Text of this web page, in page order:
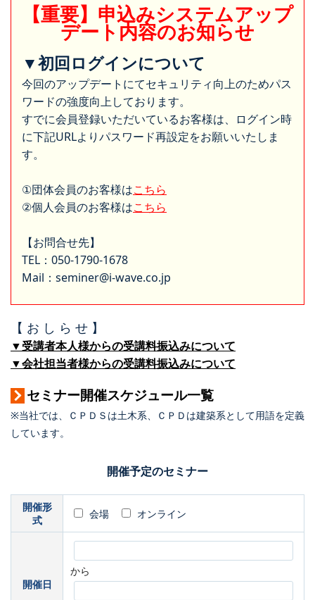
【重要】申込みシステムアップ
デート内容のお知らせ
▼初回ログインについて
今回のアップデートにてセキュリティ向上のためパス
ワードの強度向上しております。
すでに会員登録いただいているお客様は、ログイン時
に下記URLよりパスワード再設定をお願いいたしま
す。
①団体会員のお客様はこちら
②個人会員のお客様はこちら
【お問合せ先】
TEL：050-1790-1678
Mail：seminer@i-wave.co.jp
【 お し ら せ 】
▼受講者本人様からの受講料振込みについて
▼会社担当者様からの受講料振込みについて
セミナー開催スケジュール一覧
※当社では、ＣＰＤＳは土木系、ＣＰＤは建築系として用語を定義
しています。
開催予定のセミナー
開催形
式
会場 オンライン
開催日
から